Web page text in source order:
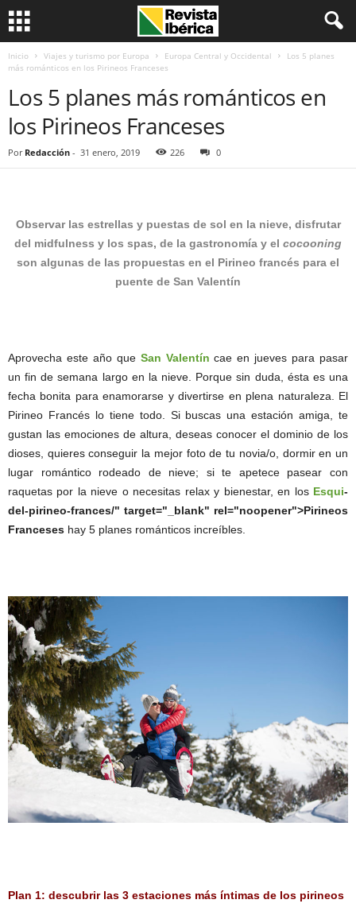
Inicio Viajes y turismo por Europa Europa Central y Occidental
Los 5 planes
más románticos en los Pirineos Franceses
Los 5 planes más románticos en
los Pirineos Franceses
Por Redacción - 31 enero, 2019 226 0
Observar las estrellas y puestas de sol en la nieve, disfrutar
del midfulness y los spas, de la gastronomía y el cocooning
son algunas de las propuestas en el Pirineo francés para el
puente de San Valentín
Aprovecha este año que San Valentín cae en jueves para pasar
un fin de semana largo en la nieve. Porque sin duda, ésta es una
fecha bonita para enamorarse y divertirse en plena naturaleza. El
Pirineo Francés lo tiene todo. Si buscas una estación amiga, te
gustan las emociones de altura, deseas conocer el dominio de los
dioses, quieres conseguir la mejor foto de tu novia/o, dormir en un
lugar romántico rodeado de nieve; si te apetece pasear con
raquetas por la nieve o necesitas relax y bienestar, en los Esqui-
del-pirineo-frances/" target="_blank" rel="noopener">Pirineos
Franceses hay 5 planes románticos increíbles.
Plan 1: descubrir las 3 estaciones más íntimas de los pirineos